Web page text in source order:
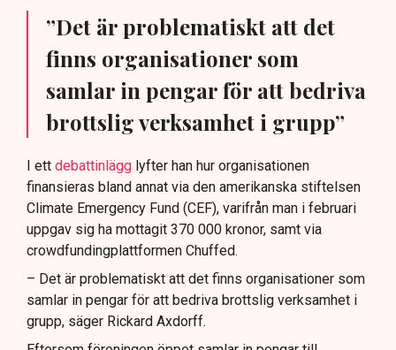
”Det är problematiskt att det
finns organisationer som
samlar in pengar för att bedriva
brottslig verksamhet i grupp”
I ett debattinlägg lyfter han hur organisationen
finansieras bland annat via den amerikanska stiftelsen
Climate Emergency Fund (CEF), varifrån man i februari
uppgav sig ha mottagit 370 000 kronor, samt via
crowdfundingplattformen Chuffed.
– Det är problematiskt att det finns organisationer som
samlar in pengar för att bedriva brottslig verksamhet i
grupp, säger Rickard Axdorff.